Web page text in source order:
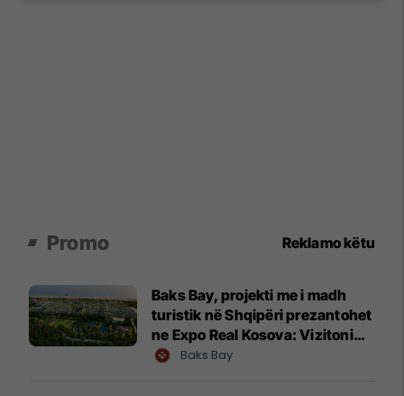
Promo Reklamo këtu
Baks Bay, projekti me i madh
turistik në Shqipëri prezantohet
ne Expo Real Kosova: Vizitoni
shtandin dhe zbuloni
Baks Bay